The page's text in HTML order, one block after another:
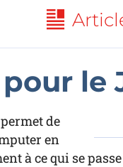
le
de
en
à ce qui se